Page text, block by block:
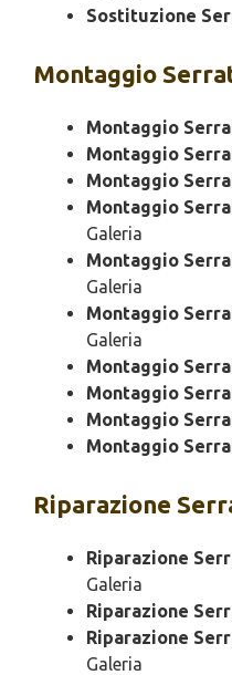
Sostituzione
Montaggio
Montaggio
Montaggio
Montaggio
Montaggio
Galeria
Montaggio
Galeria
Montaggio
Galeria
Montaggio
Montaggio
Montaggio
Montaggio
Riparazione
Riparazione
Galeria
Riparazione
Riparazione
Galeria